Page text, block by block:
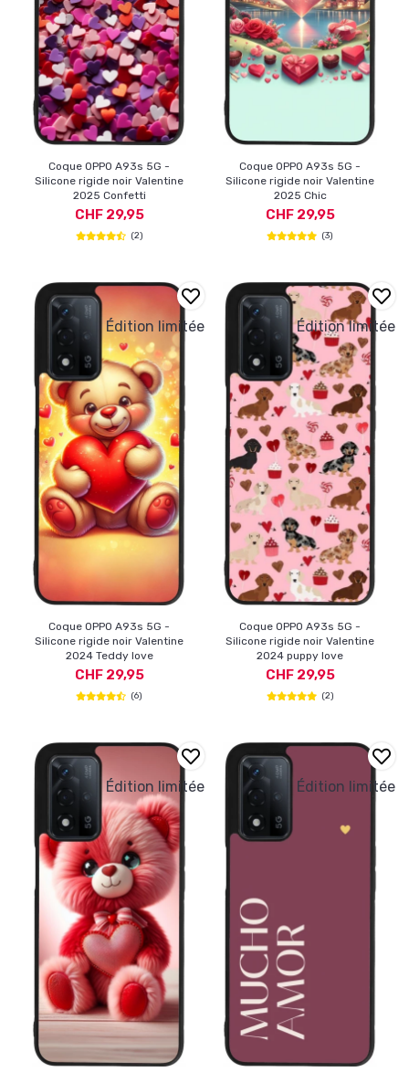
Coque OPPO A93s 5G -
Silicone rigide noir Valentine
2025 Confetti
CHF 29,95
(2)
Coque OPPO A93s 5G -
Silicone rigide noir Valentine
2025 Chic
CHF 29,95
(3)
Coque OPPO A93s 5G -
Silicone rigide noir Valentine
2024 Teddy love
CHF 29,95
(6)
Édition limitée
Coque OPPO A93s 5G -
Silicone rigide noir Valentine
2024 puppy love
CHF 29,95
(2)
Édition limitée
Édition limitée Édition limitée